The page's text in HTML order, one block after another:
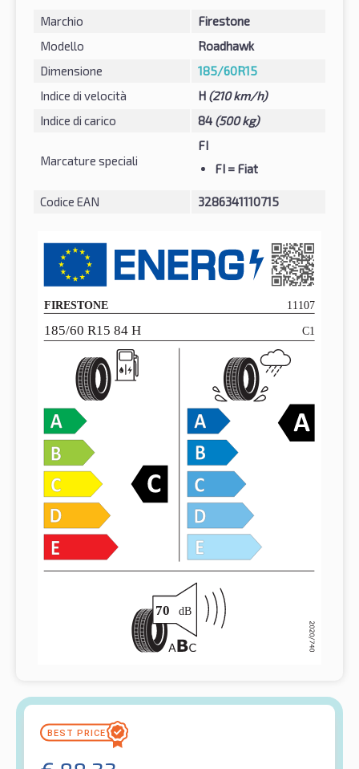
Marchio
Firestone
Modello
Roadhawk
Dimensione
185/60R15
Indice di velocità
H (210 km/h)
Indice di carico
84 (500 kg)
Marcature speciali
FI
FI = Fiat
Codice EAN 3286341110715